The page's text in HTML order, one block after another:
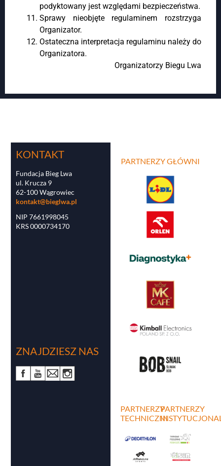
podyktowany jest względami bezpieczeństwa.
Sprawy nieobjęte regulaminem rozstrzyga
Organizator.
Ostateczna interpretacja regulaminu należy do
Organizatora.
Organizatorzy Biegu Lwa
PARTNERZY GŁÓWNI
PARTNERZY
TECHNICZNI
PARTNERZY
KONTAKT
Fundacja Bieg Lwa
ul. Krucza 9
62-100 Wągrowiec
kontakt@bieglwa.pl
NIP 7661998045
KRS 0000734170
ZNAJDZIESZ NAS